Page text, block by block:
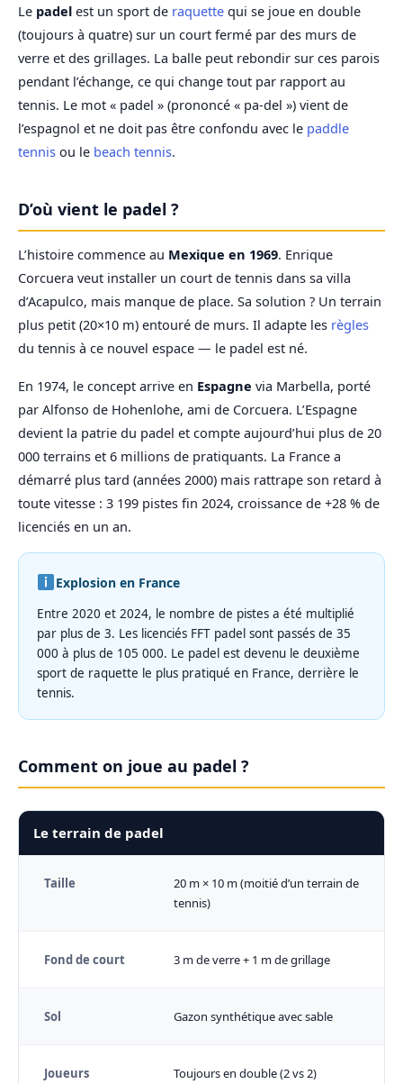
Le padel est un sport de raquette qui se joue en double
(toujours à quatre) sur un court fermé par des murs de
verre et des grillages. La balle peut rebondir sur ces parois
pendant l’échange, ce qui change tout par rapport au
tennis. Le mot « padel » (prononcé « pa-del ») vient de
l’espagnol et ne doit pas être confondu avec le paddle
tennis ou le beach tennis.
D’où vient le padel ?
L’histoire commence au Mexique en 1969. Enrique
Corcuera veut installer un court de tennis dans sa villa
d’Acapulco, mais manque de place. Sa solution ? Un terrain
plus petit (20×10 m) entouré de murs. Il adapte les règles
du tennis à ce nouvel espace — le padel est né.
En 1974, le concept arrive en Espagne via Marbella, porté
par Alfonso de Hohenlohe, ami de Corcuera. L’Espagne
devient la patrie du padel et compte aujourd’hui plus de 20
000 terrains et 6 millions de pratiquants. La France a
démarré plus tard (années 2000) mais rattrape son retard à
toute vitesse : 3 199 pistes fin 2024, croissance de +28 % de
licenciés en un an.
Explosion en France
Entre 2020 et 2024, le nombre de pistes a été multiplié
par plus de 3. Les licenciés FFT padel sont passés de 35
000 à plus de 105 000. Le padel est devenu le deuxième
sport de raquette le plus pratiqué en France, derrière le
tennis.
Comment on joue au padel ?
Le terrain de padel
Taille
20 m × 10 m (moitié d’un terrain de
tennis)
Fond de court 3 m de verre + 1 m de grillage
Sol Gazon synthétique avec sable
Joueurs Toujours en double (2 vs 2)